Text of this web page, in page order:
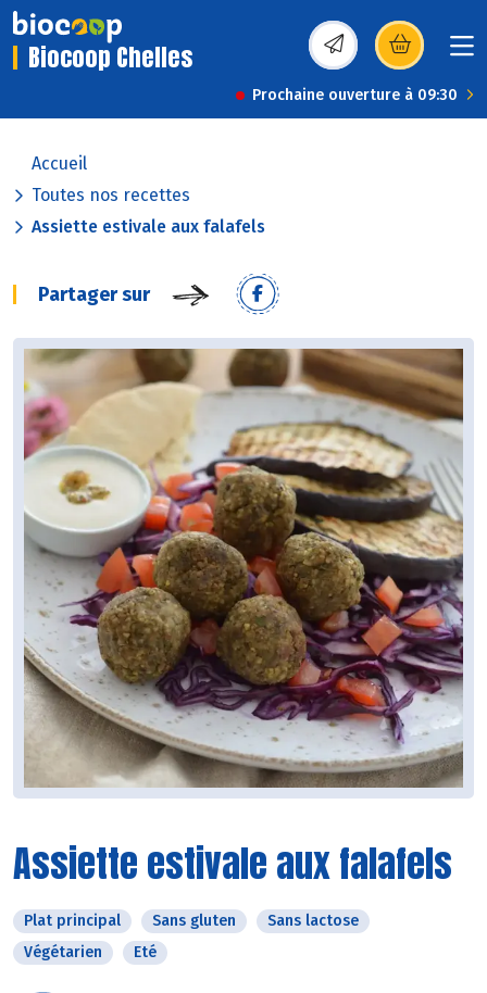
Biocoop Chelles (s’ouvre dans une
Prochaine ouverture à 09:30
Accueil
Toutes nos recettes
Assiette estivale aux falafels
Partager sur
Assiette estivale aux falafels
Plat principal Sans gluten
Sans lactose
Végétarien
Eté